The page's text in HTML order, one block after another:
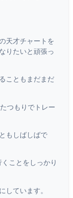
天才チャートを
りたいと頑張っ
こともまだまだ
つもりでトレー
もしばしばで
ことをしっかり
しています。